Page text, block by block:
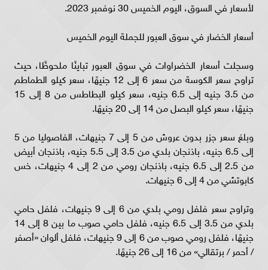
لأسعار في السوق، اليوم الخميس 30 نوفمبر 2023.
أسعار الخضار في سوق العبور للجملة اليوم الخميس
وسجلت أسعار الخضراوات في سوق العبور تباينًا ملحوظًا، حيث
تراوح سعر الكوسة من سعر 6 إلى 12 جنيهًا، سعر كيلو الطماطم
من 3.5 جنيه إلى 6.5 جنيه، سعر كيلو البطاطس من 8 إلى 15
جنيهًا، سعر كيلو البصل من 14 إلى 20 جنيهًا.
وبلغ سعر جزر بدون عروش من 5 إلى 7 جنيهات، الفاصوليا من 5
إلى 6.5 جنيه، باذنجان بلدي من 3.5 إلى 5.5 جنيه، باذنجان أبيض
من 2.5 إلى 6.5 جنيه، باذنجان رومي من 2 إلى 4 جنيهات، خس
كابوتشي من 4 إلى 6 جنيهات.
وتراوح سعر فلفل رومي بلدي من 6 إلى 9 جنيهات، فلفل حامي
بلدي من 3.5 إلى 6.5 جنيه، فلفل حامي صوب ما بين 8 إلى 14
جنيهًا، فلفل رومي صوب من 6 إلى 9 جنيهات، فلفل ألوان «أصفر
/ أحمر / برتقالي» من 16 إلى 26 جنيهًا.